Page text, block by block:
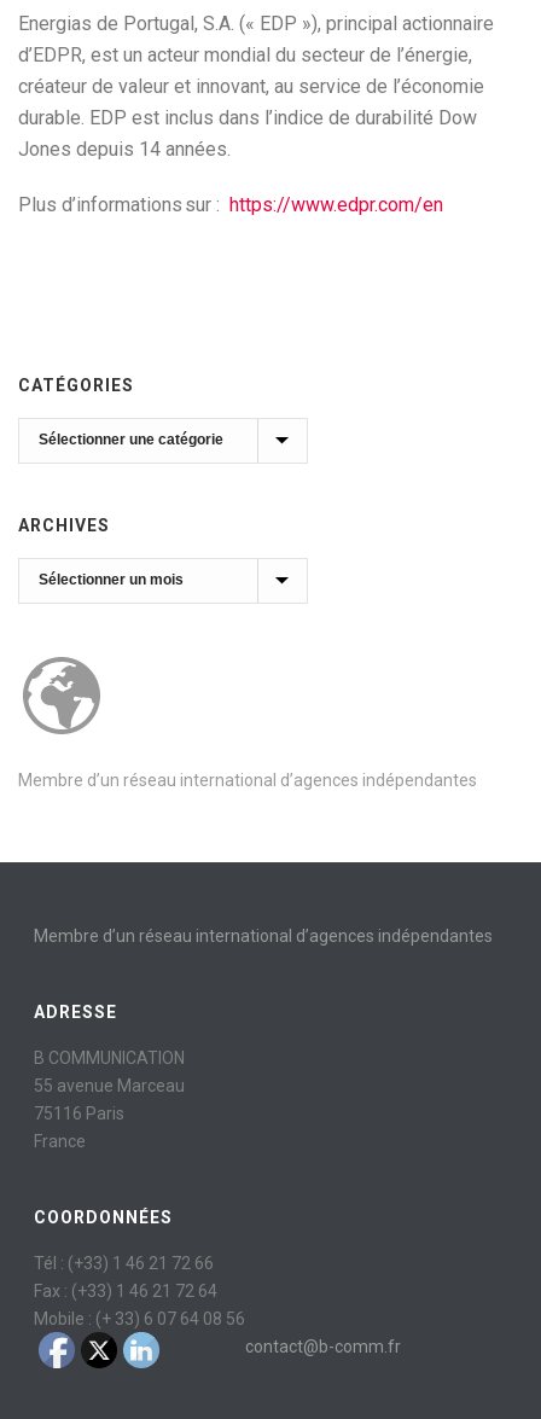
Energias de Portugal, S.A. (« EDP »), principal actionnaire
d’EDPR, est un acteur mondial du secteur de l’énergie,
créateur de valeur et innovant, au service de l’économie
durable. EDP est inclus dans l’indice de durabilité Dow
Jones depuis 14 années.
Plus d’informations sur : https://www.edpr.com/en
CATÉGORIES
Catégories
ARCHIVES
Archives
Membre d’un réseau international d’agences indépendantes
Membre d’un réseau international d’agences indépendantes
ADRESSE
B COMMUNICATION
55 avenue Marceau
75116 Paris
France
COORDONNÉES
Tél : (+33) 1 46 21 72 66
Fax : (+33) 1 46 21 72 64
Mobile : (+ 33) 6 07 64 08 56
contact@b-comm.fr